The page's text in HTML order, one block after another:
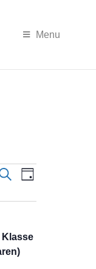
Menu
Tag
Klasse